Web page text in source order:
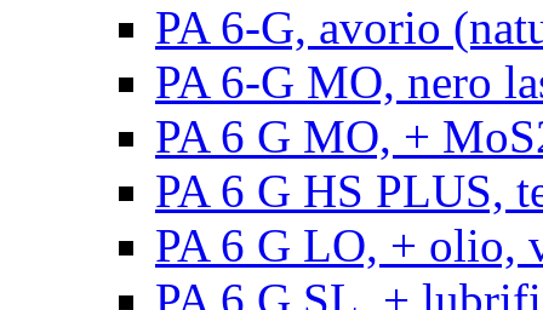
PA 6-G, avorio
PA 6-G MO, nero
PA 6 G MO, +
PA 6 G HS PLUS,
PA 6 G LO, + olio,